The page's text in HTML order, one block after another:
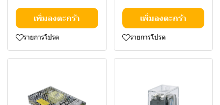
เพิ่มลงตะกร้า
รายการโปรด
เพิ่มลงตะกร้า
รายการโปรด